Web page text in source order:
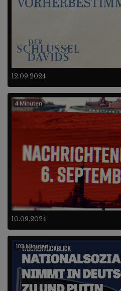
12.09.2024
10.09.2024
4 Minuten
103 Minuten